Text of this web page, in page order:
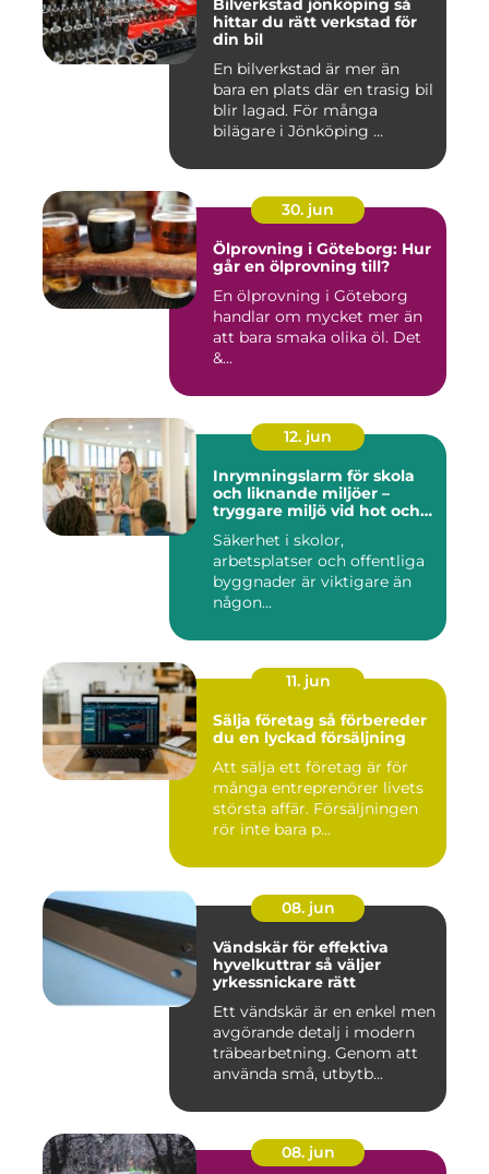
Bilverkstad jönköping så
hittar du rätt verkstad för
din bil
En bilverkstad är mer än
bara en plats där en trasig bil
blir lagad. För många
bilägare i Jönköping ...
30. jun
Ölprovning i Göteborg: Hur
går en ölprovning till?
En ölprovning i Göteborg
handlar om mycket mer än
att bara smaka olika öl. Det
&...
12. jun
Inrymningslarm för skola
och liknande miljöer –
tryggare miljö vid hot och
Säkerhet i skolor,
arbetsplatser och offentliga
byggnader är viktigare än
någon...
11. jun
Sälja företag så förbereder
du en lyckad försäljning
Att sälja ett företag är för
många entreprenörer livets
största affär. Försäljningen
rör inte bara p...
08. jun
Vändskär för effektiva
hyvelkuttrar så väljer
yrkessnickare rätt
Ett vändskär är en enkel men
avgörande detalj i modern
träbearbetning. Genom att
använda små, utbytb...
08. jun